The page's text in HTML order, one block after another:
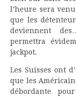
l’heure sera
que les
deviennent
permettra
jackpot.
Les Suisses ont
que les
débordante